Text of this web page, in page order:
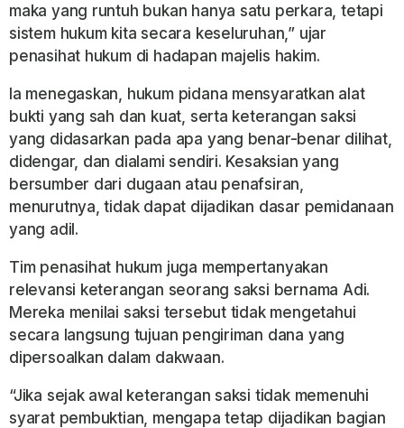
maka yang runtuh bukan hanya satu perkara, tetapi
sistem hukum kita secara keseluruhan,” ujar
penasihat hukum di hadapan majelis hakim.
Ia menegaskan, hukum pidana mensyaratkan alat
bukti yang sah dan kuat, serta keterangan saksi
yang didasarkan pada apa yang benar-benar dilihat,
didengar, dan dialami sendiri. Kesaksian yang
bersumber dari dugaan atau penafsiran,
menurutnya, tidak dapat dijadikan dasar pemidanaan
yang adil.
Tim penasihat hukum juga mempertanyakan
relevansi keterangan seorang saksi bernama Adi.
Mereka menilai saksi tersebut tidak mengetahui
secara langsung tujuan pengiriman dana yang
dipersoalkan dalam dakwaan.
“Jika sejak awal keterangan saksi tidak memenuhi
syarat pembuktian, mengapa tetap dijadikan bagian